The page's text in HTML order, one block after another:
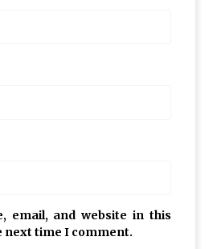
email, and website in this
next time I comment.